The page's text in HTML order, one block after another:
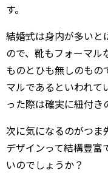
す。
結婚式は身内が多いと
ので、靴もフォーマル
ものとひも無しのもの
マルであるといわれて
った際は確実に紐付き
次に気になるのがつま
デザインって結構豊富
いのでしょうか？